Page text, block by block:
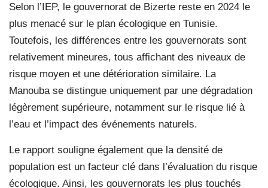
Selon l’IEP, le gouvernorat de Bizerte reste en 2024 le
plus menacé sur le plan écologique en Tunisie.
Toutefois, les différences entre les gouvernorats sont
relativement mineures, tous affichant des niveaux de
risque moyen et une détérioration similaire. La
Manouba se distingue uniquement par une dégradation
légèrement supérieure, notamment sur le risque lié à
l’eau et l’impact des événements naturels.
Le rapport souligne également que la densité de
population est un facteur clé dans l’évaluation du risque
écologique. Ainsi, les gouvernorats les plus touchés